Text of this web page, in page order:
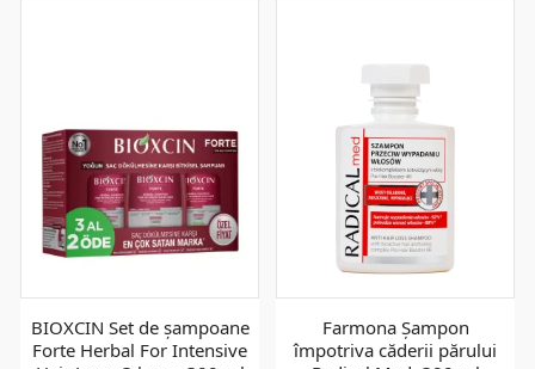
BIOXCIN Set de șampoane
Forte Herbal For Intensive
Farmona Șampon
împotriva căderii părului